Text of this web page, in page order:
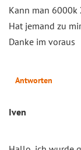
Kann man
Hat jemand zu
Danke im voraus
Antworten
Iven